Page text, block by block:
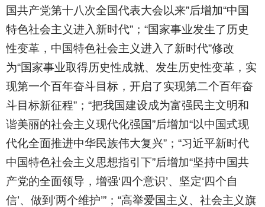
国共产党第十八次全国代表大会以来”后增加“中国
特色社会主义进入新时代”；“国家事业发生了历史
性变革，中国特色社会主义进入了新时代”修改
为“国家事业取得历史性成就、发生历史性变革，实
现第一个百年奋斗目标，开启了实现第二个百年奋
斗目标新征程”；“把我国建设成为富强民主文明和
谐美丽的社会主义现代化强国”后增加“以中国式现
代化全面推进中华民族伟大复兴”；“习近平新时代
中国特色社会主义思想指引下”后增加“坚持中国共
产党的全面领导，增强‘四个意识’、坚定‘四个自
信’、做到‘两个维护’”；“高举爱国主义、社会主义旗